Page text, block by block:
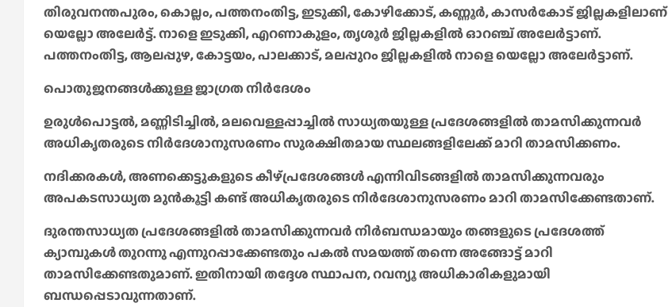
തിരുവനന്തപുരം, കൊല്ലം, പത്തനംതിട്ട, ഇടുക്കി, കോഴിക്കോട്, കണ്ണൂര്‍, കാസര്‍കോട് ജില്ലകളിലാണ്
യെല്ലോ അലേര്‍ട്ട്. നാളെ ഇടുക്കി, എറണാകുളം, തൃശൂര്‍ ജില്ലകളില്‍ ഓറഞ്ച് അലേര്‍ട്ടാണ്.
പത്തനംതിട്ട, ആലപ്പുഴ, കോട്ടയം, പാലക്കാട്, മലപ്പുറം ജില്ലകളില്‍ നാളെ യെല്ലോ അലേര്‍ട്ടാണ്.
പൊതുജനങ്ങൾക്കുള്ള ജാഗ്രത നിർദേശം
ഉരുൾപൊട്ടൽ, മണ്ണിടിച്ചിൽ, മലവെള്ളപ്പാച്ചിൽ സാധ്യതയുള്ള പ്രദേശങ്ങളിൽ താമസിക്കുന്നവർ
അധികൃതരുടെ നിർദേശാനുസരണം സുരക്ഷിതമായ സ്ഥലങ്ങളിലേക്ക് മാറി താമസിക്കണം.
നദിക്കരകൾ, അണക്കെട്ടുകളുടെ കീഴ്പ്രദേശങ്ങൾ എന്നിവിടങ്ങളിൽ താമസിക്കുന്നവരും
അപകടസാധ്യത മുൻകൂട്ടി കണ്ട് അധികൃതരുടെ നിർദേശാനുസരണം മാറി താമസിക്കേണ്ടതാണ്.
ദുരന്തസാധ്യത പ്രദേശങ്ങളിൽ താമസിക്കുന്നവർ നിർബന്ധമായും തങ്ങളുടെ പ്രദേശത്ത്
ക്യാമ്പുകൾ തുറന്നു എന്നുറപ്പാക്കേണ്ടതും പകൽ സമയത്ത് തന്നെ അങ്ങോട്ട് മാറി
താമസിക്കേണ്ടതുമാണ്. ഇതിനായി തദ്ദേശ സ്ഥാപന, റവന്യൂ അധികാരികളുമായി
ബന്ധപ്പെടാവുന്നതാണ്.